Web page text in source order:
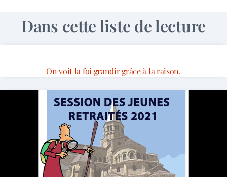
Dans cette liste de lecture
On voit la foi grandir grâce à la raison.